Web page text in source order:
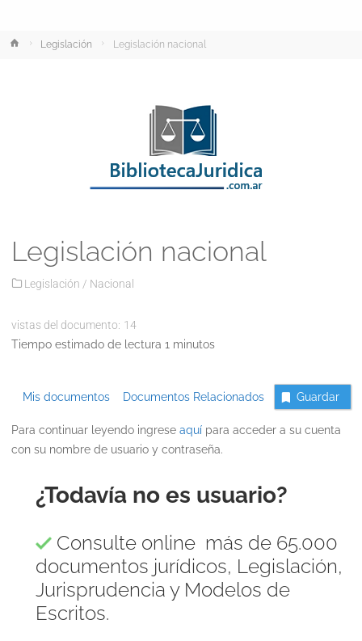
InicioLegislación Legislación nacional
Legislación nacional
Legislación / Nacional
vistas del documento: 14
Tiempo estimado de lectura 1 minutos
Mis documentos Documentos Relacionados Guardar
Para continuar leyendo ingrese aquípara acceder a su cuenta
con su nombre de usuario y contraseña.
¿Todavía no es usuario?
Consulte online más de 65.000
documentos jurídicos, Legislación,
Jurisprudencia y Modelos de
Escritos.